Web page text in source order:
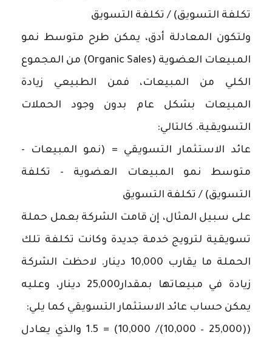
تكلفة التسويق) / تكلفة التسويق
ولتكون المعادلة أدق، يمكن طرح متوسط نمو
المبيعات العضوية (Organic Sales) من المجموع
الكلي من المبيعات، فمن الطبيعي زيادة
المبيعات بشكل عام بدون وجود الحملات
التسويقية. كالتالي:
عائد الاستثمار التسويقي = (نمو المبيعات -
متوسط ​​نمو المبيعات العضوية - تكلفة
التسويق) / تكلفة التسويق
على سبيل المثال، إن قامت الشركة بعمل حملة
تسويقية لترويج خدمة جديدة وكانت تكلفة تلك
الحملة ما يقارب 10,000 دينار. لاحظت الشركة
زيادة في مبيعاتها بمقدار25,000 دينار، وعليه
يمكن حساب عائد الاستثمار التسويقي كما يلي:
((25,000 – 10,000)/ 10,000) = 1.5 والذي يعادل